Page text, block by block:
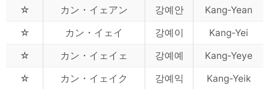
☆
カン・イェアン 강예안
Kang-Yean
☆
カン・イェイ 강예이
Kang-Yei
☆
カン・イェイェ 강예예
Kang-Yeye
☆
カン・イェイク 강예익 Kang-Yeik